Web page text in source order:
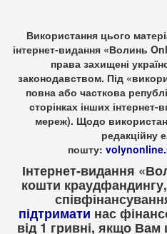
Використання цього
інтернет-видання «Волинь
права захищені
законодавством. Під
повна або часткова
сторінках інших
мереж). Щодо
редакційну
пошту:
Інтернет-видання
кошти
підтримати нас
від 1 гривні, якщо Вам